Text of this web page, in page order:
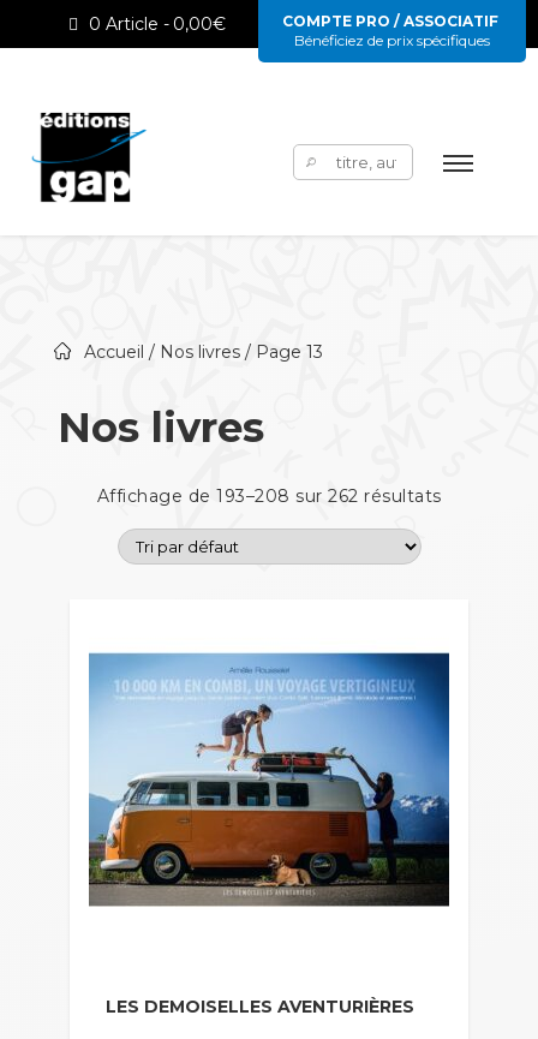
0 Article 0,00€
COMPTE PRO / ASSOCIATIF
Bénéficiez de prix spécifiques
Rechercher :
Accueil / Nos livres/ Page 13
Nos livres
Affichage de 193–208 sur 262 résultats
LES DEMOISELLES AVENTURIÈRES